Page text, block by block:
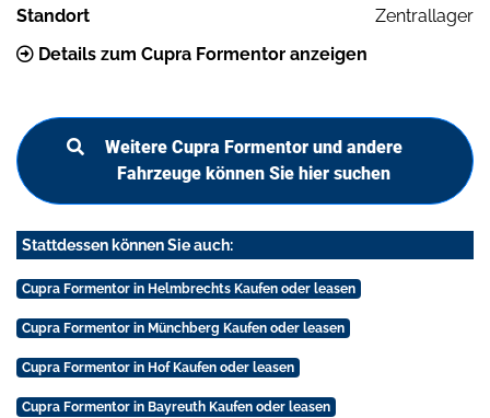
Standort
Zentrallager
Details zum Cupra Formentor anzeigen
Weitere Cupra Formentor und andere
Fahrzeuge können Sie hier suchen
Stattdessen können Sie auch:
Cupra Formentor in Helmbrechts Kaufen oder leasen
Cupra Formentor in Münchberg Kaufen oder leasen
Cupra Formentor in Hof Kaufen oder leasen
Cupra Formentor in Bayreuth Kaufen oder leasen